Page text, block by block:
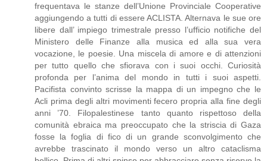
frequentava le stanze dell’Unione Provinciale Cooperative
aggiungendo a tutti di essere ACLISTA. Alternava le sue ore
libere dall’ impiego trimestrale presso l’ufficio notifiche del
Ministero delle Finanze alla musica ed alla sua vera
vocazione, le poesie. Una miscela di amore e di attenzioni
per tutto quello che sfiorava con i suoi occhi. Curiosità
profonda per l’anima del mondo in tutti i suoi aspetti.
Pacifista convinto scrisse la mappa di un impegno che le
Acli prima degli altri movimenti fecero propria alla fine degli
anni ’70. Filopalestinese tanto quanto rispettoso della
comunità ebraica ma preoccupato che la striscia di Gaza
fosse la foglia di fico di un grande sconvolgimento che
avrebbe trascinato il mondo verso un altro cataclisma